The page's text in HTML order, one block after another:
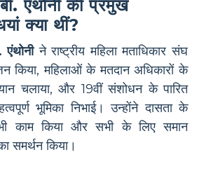
एंथोनी की प्रमुख
क्या थीं?
ने राष्ट्रीय महिला मताधिकार संघ
किया, महिलाओं के मतदान अधिकारों के
चलाया, और 19वीं संशोधन के पारित
भूमिका निभाई। उन्होंने दासता के
काम किया और सभी के लिए समान
समर्थन किया।